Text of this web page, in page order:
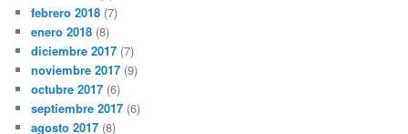
febrero 2018 (7)
enero 2018 (8)
diciembre 2017 (7)
noviembre 2017 (9)
octubre 2017 (6)
septiembre 2017 (6)
agosto 2017 (8)